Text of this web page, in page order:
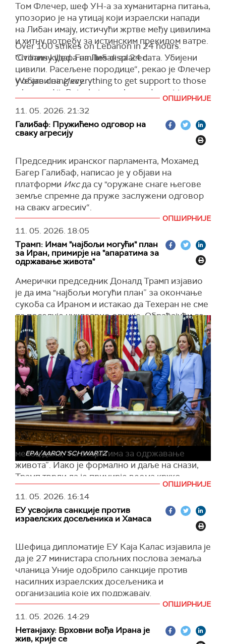
Том Флечер, шеф УН-a за хуманитарна питања,
упозорио је на утицај који израелски напади
на Либан имају, истичући жртве међу цивилима
и хитну потребу за истинским прекидом ватре.
"Стотину удара на Либан за 24 сата. Убијени
цивили. Расељене породице“, рекао је Флечер
у објави наИксу.
Флечер, заменик генералног секретара УН за
хуманитарна питања и координатор за хитну
помоћ, рекао је да су напори за пружање
помоћи у току, али да не могу заменити крај
Over 100 strikes on Lebanon in 24 hours.
Civilians killed. Families displaced.
We are doing everything to get support to those
who need it. But what people need most is a
— Tom Fletcher (@UNReliefChief) May 11, 2026
ОПШИРНИЈЕ
11. 05. 2026.21:32
Галибаф: Пружићемо одговор на
сваку агресију
Председник иранског парламента, Мохамед
Багер Галибаф, написао је у објави на
платформи Иксда су "оружане снаге његове
земље спремне да пруже заслужени одговор
на сваку агресију“.
"Погрешна стратегија и погрешне одлуке ће
увек довести до погрешних резултата – цео
свет је то већ схватио. Спремни смо на све
опције; биће изненађени“, навео је Галибаф.
Al Jazeera
ОПШИРНИЈЕ
11. 05. 2026. 18:05
Трамп: Имам "најбољи могући" план
за Иран, примирје на "апаратима за
одржавање живота"
Амерички председник Доналд Трамп изјавио
је да има "најбољи могући план” за окончање
сукоба са Ираном и истакао да Техеран не сме
да поседује нуклеарно оружје. Обраћајући се
новинарима у Овалном кабинету, поновиo да
је ирански контрапредлог за окончање рата
"неприхватљив”, преносиСи-Ен-Ен.
Трамп је поручио да је суштина америчког
плана једноставна – спречити Иран да развије
нуклеарно оружје. Навео је и да сваки будући
споразум мора да подразумева јасну обавезу
Техерана да обустави нуклеарни програм.
Амерички председник оценио је и да је
примирје између САД и Ирана, које траје
месец дана, "на апаратима за одржавање
живота”. Иако је формално и даље на снази,
Трамп тврди да је примирје веома крхко,
подсећајући да су обе стране после договора
размењивале ватру у Ормуском мореузу.
Говорећи о политичкој ситуацији у Ирану,
речима, умерени кругови желе договор са
САД, док се тврдолинијаши залажу за
наставак сукоба.
Трамп је оптужио Иран и да је одустао од
претходног договора који је подразумевао да
САД преузму и уклоне иранске залихе
обогаћеног уранијума. Тврди да је Техеран у
преговорима прихватио ту могућност, али да
EPA/AARON SCHWARTZ
ОПШИРНИЈЕ
11. 05. 2026. 16:14
ЕУ усвојила санкције против
израелских досељеника и Хамаса
Шефица дипломатије ЕУ Каја Калас изјавила је
да је 27 министара спољних послова земаља
чланица Уније одобрило санкције против
насилних израелских досељеника и
организација које их подржавају.
Дипломате су одобриле и нове санкције
против лидера Хамаса.
"Готово је. Европска унија данас санкционише
ОПШИРНИЈЕ
11. 05. 2026. 14:29
Нетанјаху: Врховни вођа Ирана је
жив, крије се